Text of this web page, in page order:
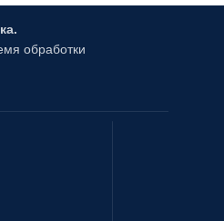
обработки